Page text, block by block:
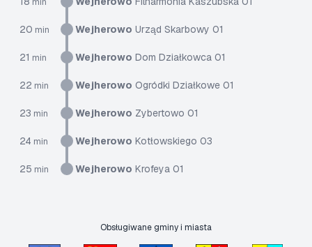
20 min Wejherowo Urząd Skarbowy 01
21 min Wejherowo Dom Działkowca 01
22 min Wejherowo Ogródki Działkowe 01
23 min Wejherowo Zybertowo 01
24 min Wejherowo Kotłowskiego 03
25 min Wejherowo Krofeya 01
Obsługiwane gminy i miasta